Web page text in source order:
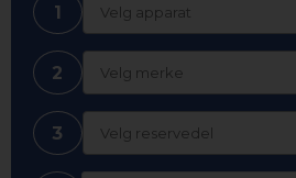
1 Velg apparat
2 Velg merke
3 Velg reservedel